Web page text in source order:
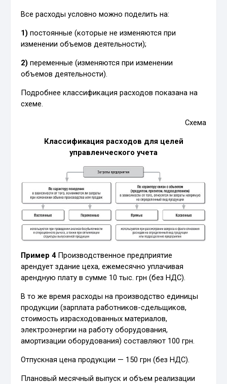
Все расходы условно можно поделить на:
1) постоянные (которые не изменяются при
изменении объемов деятельности);
2)переменные (изменяются при изменении
объемов деятельности).
Подробнее классификация расходов показана на
схеме.
Схема
Классификация расходов для целей
управленческого учета
Пример 4 Производственное предприятие
арендует здание цеха, ежемесячно уплачивая
арендную плату в сумме 10 тыс. грн (без НДС).
В то же время расходы на производство единицы
продукции (зарплата работников-сдельщиков,
стоимость израсходованных материалов,
электроэнергии на работу оборудования,
амортизации оборудования) составляют 100 грн.
Отпускная цена продукции — 150 грн (без НДС).
Плановый месячный выпуск и объем реализации